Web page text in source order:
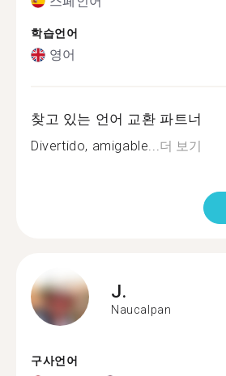
학습언어
영어
찾고 있는 언어 교환 파트너
Divertido, amigable...더 보기
J.
Naucalpan
구사언어